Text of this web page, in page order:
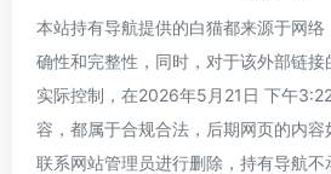
本站持有导航提供的白猫都来源于网
确性和完整性，同时，对于该外部链
实际控制，在2026年5月21日 下午
容，都属于合规合法，后期网页的内
联系网站管理员进行删除，持有导航不